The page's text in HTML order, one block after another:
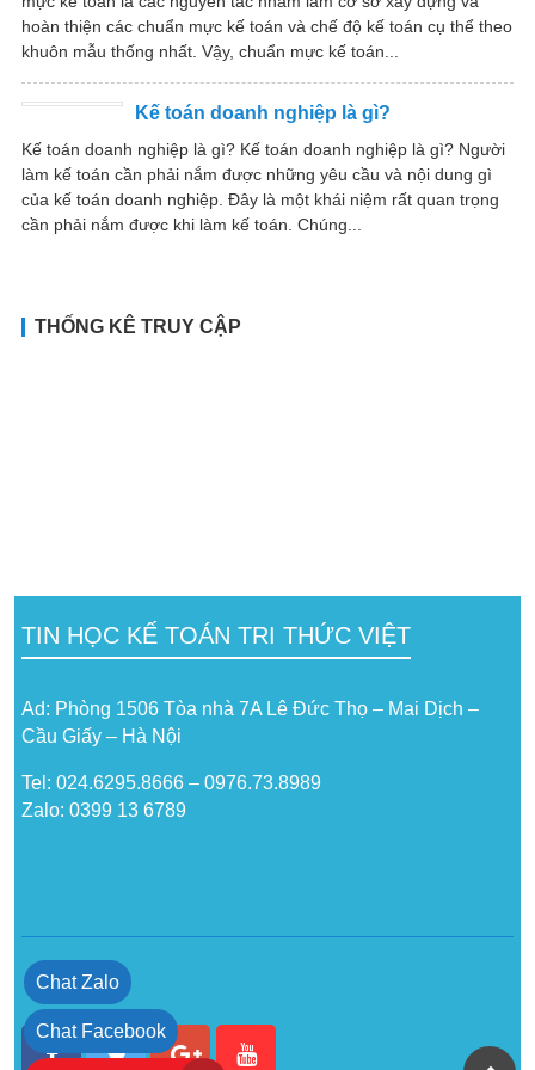
hoàn thiện các chuẩn mực kế toán và chế độ kế toán cụ thể theo
khuôn mẫu thống nhất. Vậy, chuẩn mực kế toán...
Kế toán doanh nghiệp là gì?
Kế toán doanh nghiệp là gì? Kế toán doanh nghiệp là gì? Người
làm kế toán cần phải nắm được những yêu cầu và nội dung gì
của kế toán doanh nghiệp. Đây là một khái niệm rất quan trọng
cần phải nắm được khi làm kế toán. Chúng...
THỐNG KÊ TRUY CẬP
TIN HỌC KẾ TOÁN TRI THỨC VIỆT
Ad: Phòng 1506 Tòa nhà 7A Lê Đức Thọ – Mai Dịch –
Cầu Giấy – Hà Nội
Tel: 024.6295.8666 – 0976.73.8989
Zalo: 0399 13 6789
Chat Zalo
Chat Facebook